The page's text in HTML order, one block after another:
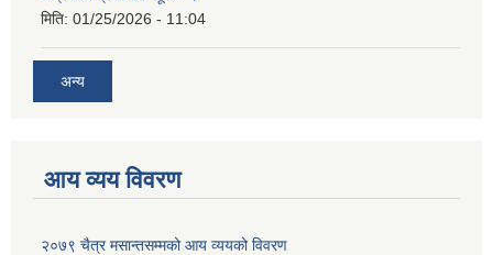
मिति: 01/25/2026 - 11:04
अन्य
आय व्यय विवरण
२०७९ चैत्र मसान्तसम्मको आय व्ययको विवरण